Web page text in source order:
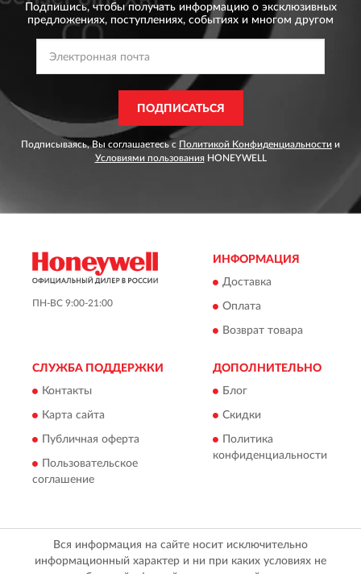
Подпишись, чтобы получать информацию о эксклюзивных
предложениях, поступлениях, событиях и многом другом
ПОДПИСАТЬСЯ
Подписываясь, Вы соглашаетесь с Политикой Конфиденциальности и
Условиями пользованияHONEYWELL
ПН-ВС 9:00-21:00
ИНФОРМАЦИЯ
Доставка
Оплата
Возврат товара
СЛУЖБА ПОДДЕРЖКИ
Контакты
Карта сайта
Публичная оферта
Пользовательское
соглашение
ДОПОЛНИТЕЛЬНО
Блог
Скидки
Политика
конфиденциальности
Вся информация на сайте носит исключительно
информационный характер и ни при каких условиях не